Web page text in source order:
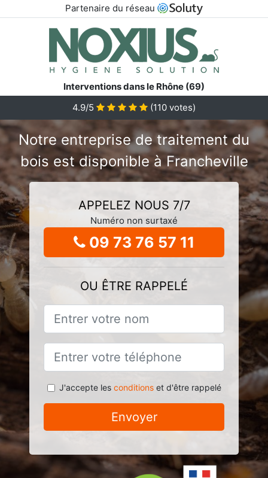
Partenaire du réseau
Interventions dans le Rhône (69)
4.9/5
(110 votes)
Notre entreprise de traitement du
bois est disponible à Francheville
APPELEZ NOUS 7/7
Numéro non surtaxé
09 73 76 57 11
OU ÊTRE RAPPELÉ
J'accepte les conditionset d'être rappelé
Envoyer